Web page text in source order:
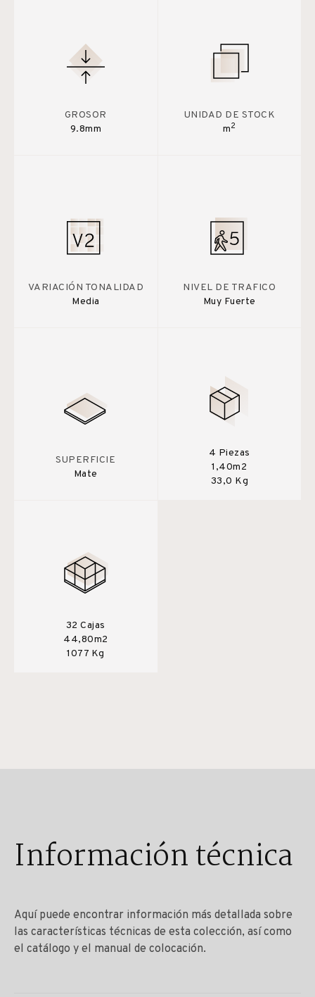
GROSOR
9.8mm
UNIDAD DE STOCK
m2
VARIACIÓN TONALIDAD
Media
NIVEL DE TRAFICO
Muy Fuerte
SUPERFICIE
Mate
4 Piezas
1,40m2
33,0 Kg
32 Cajas
44,80m2
1077 Kg
Información técnica
Aquí puede encontrar información más detallada sobre
las características técnicas de esta colección, así como
el catálogo y el manual de colocación.